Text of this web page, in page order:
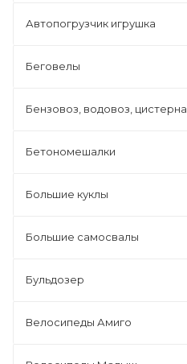
Автопогрузчик игрушка
Беговелы
Бензовоз, водовоз, цистерна
Бетономешалки
Большие куклы
Большие самосвалы
Бульдозер
Велосипеды Амиго